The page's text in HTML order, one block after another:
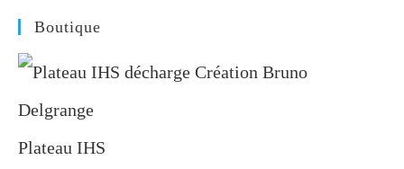
Boutique
Plateau IHS